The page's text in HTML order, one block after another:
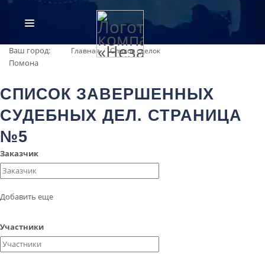
Ваш город:
Помона
ВИДЫ ЭКСПЕРТИЗ
ОБ ОРГАНИЗАЦИИ
ПРАЙС-ЛИСТ
КОНТАКТЫ
Главная Список сделок
СПИСОК ЗАВЕРШЕННЫХ
СУДЕБНЫХ ДЕЛ. СТРАНИЦА
№5
Заказчик
Добавить еще
Участники